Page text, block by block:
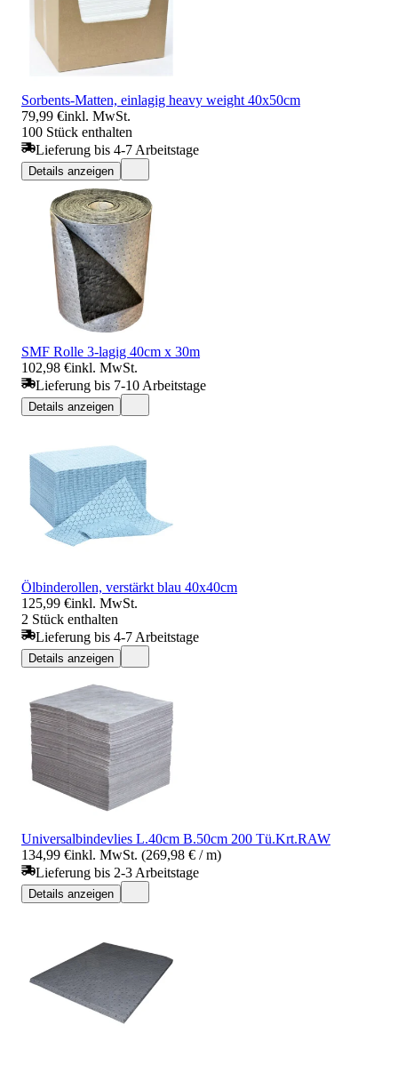
Sorbents-Matten, einlagig heavy weight 40x50cm
79,99 €inkl. MwSt.
100 Stück enthalten
Lieferung bis 4-7 Arbeitstage
Details anzeigen
SMF Rolle 3-lagig 40cm x 30m
102,98 €inkl. MwSt.
Lieferung bis 7-10 Arbeitstage
Details anzeigen
Ölbinderollen, verstärkt blau 40x40cm
125,99 €inkl. MwSt.
2 Stück enthalten
Lieferung bis 4-7 Arbeitstage
Details anzeigen
Universalbindevlies L.40cm B.50cm 200 Tü.Krt.RAW
134,99 €inkl. MwSt. (269,98 € / m)
Lieferung bis 2-3 Arbeitstage
Details anzeigen